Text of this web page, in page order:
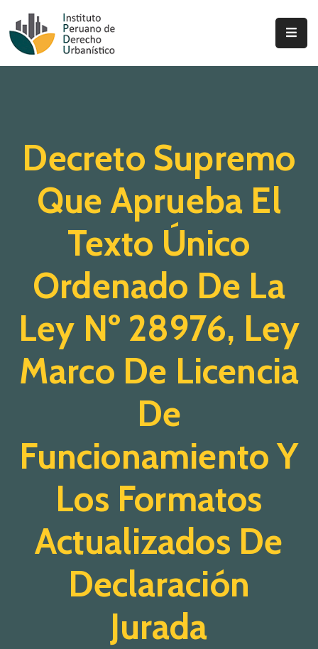
Inicio
Actualidad
Legislación
Ordenanzas
Contáctenos
Decreto Supremo
Que Aprueba El
Texto Único
Ordenado De La
Ley Nº 28976, Ley
Marco De Licencia
De
Funcionamiento Y
Los Formatos
Actualizados De
Declaración
Jurada